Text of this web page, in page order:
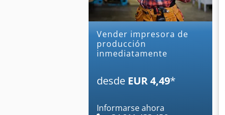
Vender impresora de
producción
inmediatamente
desde EUR 4,49*
Informarse ahora